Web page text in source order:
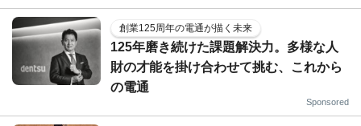
創業125周年の電通が描く未来
125年磨き続けた課題解決力。多様な人
財の才能を掛け合わせて挑む、これから
の電通
Sponsored